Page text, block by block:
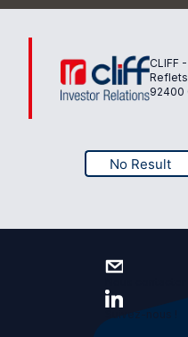
CLIFF
Reflets
92400
No Result